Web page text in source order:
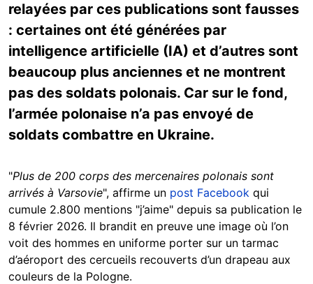
relayées par ces publications sont fausses
: certaines ont été générées par
intelligence artificielle (IA) et d’autres sont
beaucoup plus anciennes et ne montrent
pas des soldats polonais. Car sur le fond,
l’armée polonaise n’a pas envoyé de
soldats combattre en Ukraine.
"Plus de 200 corps des mercenaires polonais sont
arrivés à Varsovie", affirme un post Facebook qui
cumule 2.800 mentions "j’aime" depuis sa publication le
8 février 2026. Il brandit en preuve une image où l’on
voit des hommes en uniforme porter sur un tarmac
d’aéroport des cercueils recouverts d’un drapeau aux
couleurs de la Pologne.